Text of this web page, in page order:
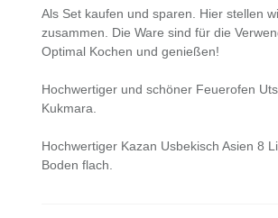
Als Set kaufen und sparen. Hier stellen
zusammen. Die Ware sind für die
Optimal Kochen und genießen!
Hochwertiger und schöner Feuerofen
Kukmara.
Hochwertiger Kazan Usbekisch Asien 8
Boden flach.